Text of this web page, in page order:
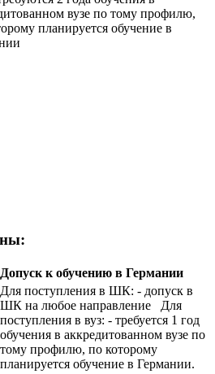
вузе по тому профилю,
планируется обучение в
Допуск к обучению в Германии
Для поступления в ШК: - допуск в
ШК на любое направление Для
поступления в вуз: - требуется 1 год
обучения в аккредитованном вузе по
тому профилю, по которому
планируется обучение в Германии.